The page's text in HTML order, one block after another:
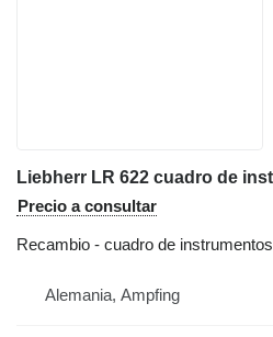
Precio a consultar
Recambio - cuadro de instrumentos
Alemania, Ampfing